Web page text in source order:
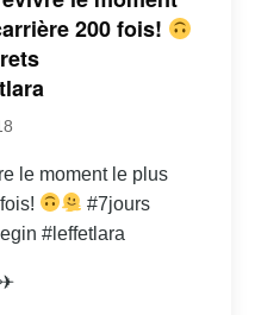
200 fois!
le moment le plus
#7jours
#leffetlara